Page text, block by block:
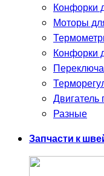
Конфорки
Моторы
Конфорки
Двигатель
Разные
Запчасти к